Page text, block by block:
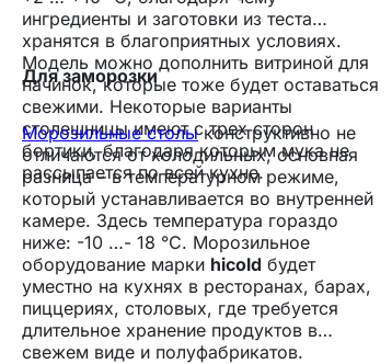
ингредиенты и заготовки из теста
хранятся в благоприятных условиях.
Модель можно дополнить витриной для
начинок, которые тоже будет оставаться
свежими. Некоторые варианты
столешницы имеют с трех сторон
бортики, благодаря которым мука не
рассыпается по всей кухне.
Для заморозки
Морозильные столыконструктивно не
отличаются от холодильных, основная
разница – в температурном режиме,
который устанавливается во внутренней
камере. Здесь температура гораздо
ниже: -10 …- 18 °С. Морозильное
оборудование марки hicold будет
уместно на кухнях в ресторанах, барах,
пиццериях, столовых, где требуется
длительное хранение продуктов в
свежем виде и полуфабрикатов.